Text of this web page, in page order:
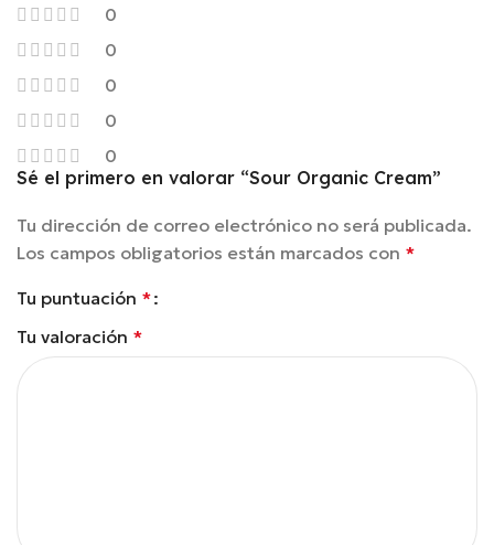
0
0
0
0
0
Sé el primero en valorar “Sour Organic Cream”
Tu dirección de correo electrónico no será publicada.
Los campos obligatorios están marcados con *
Tu puntuación *
Tu valoración *